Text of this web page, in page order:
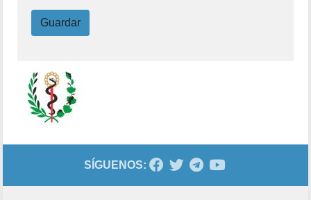
Guardar
SÍGUENOS: